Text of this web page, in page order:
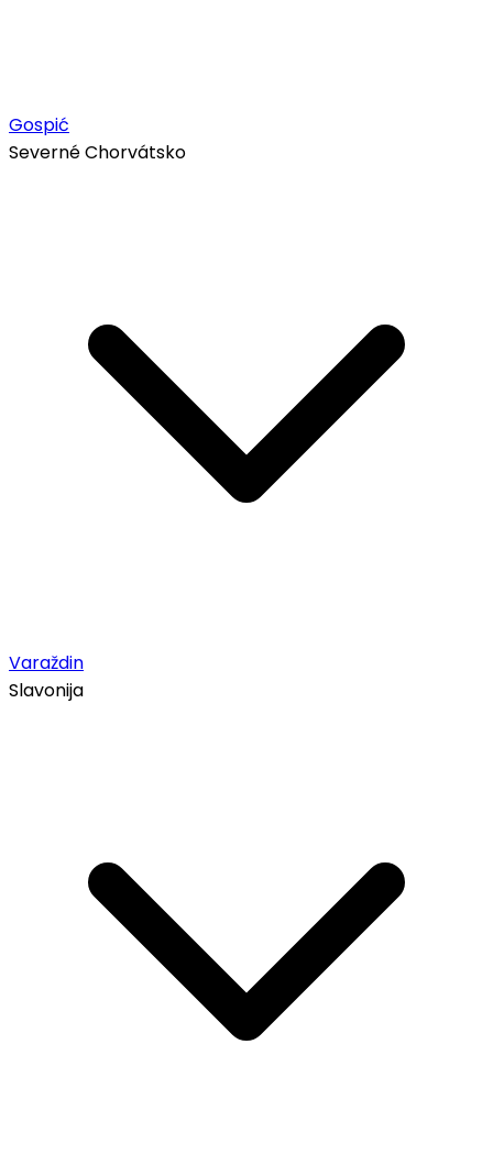
Gospić
Severné Chorvátsko
Varaždin
Slavonija